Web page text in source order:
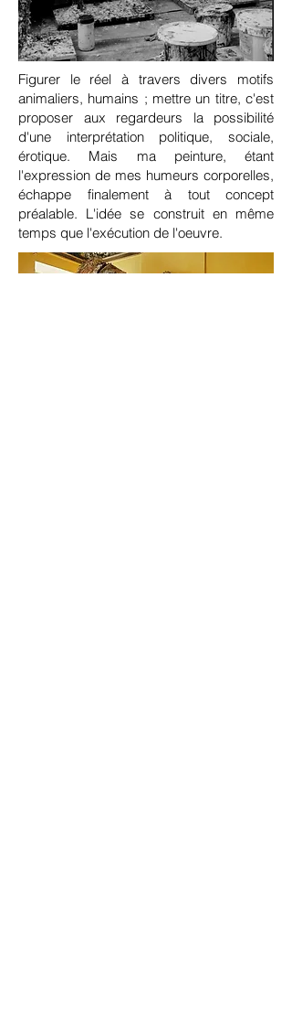
Figurer le réel à travers divers motifs
animaliers, humains ; mettre un titre, c'est
proposer aux regardeurs la possibilité
d'une interprétation politique, sociale,
érotique. Mais ma peinture, étant
l'expression de mes humeurs corporelles,
échappe finalement à tout concept
préalable. L'idée se construit en même
temps que l'exécution de l'oeuvre.